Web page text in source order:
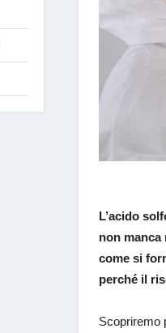
L’acido
non manca
come si
perché il
Scopriremo